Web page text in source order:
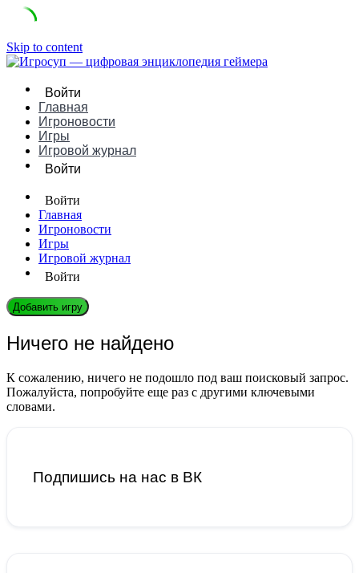
Skip to content
Войти
Главная
Игроновости
Игры
Игровой журнал
Войти
Войти
Главная
Игроновости
Игры
Игровой журнал
Войти
Добавить игру
Ничего не найдено
К сожалению, ничего не подошло под ваш поисковый запрос.
Пожалуйста, попробуйте еще раз с другими ключевыми
словами.
Подпишись на нас в ВК